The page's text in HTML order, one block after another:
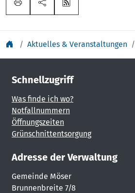
Aktuelles & Veranstaltungen
Schnellzugriff
Was finde ich wo?
Notfallnummern
Öffnungszeiten
Grünschnittentsorgung
Adresse der Verwaltung
Gemeinde Möser
Brunnenbreite 7/8